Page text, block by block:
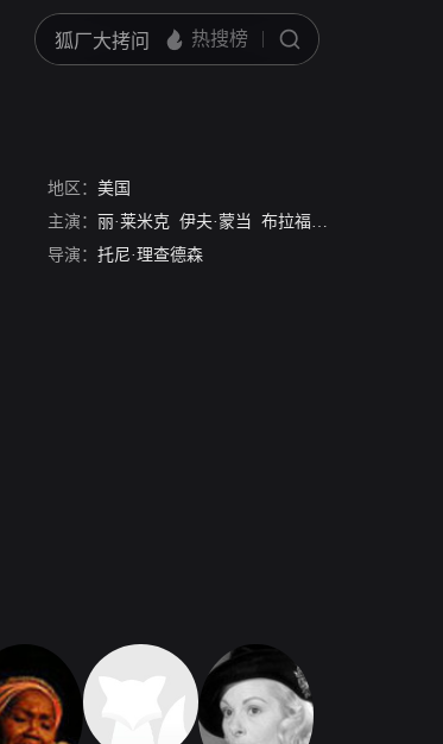
地区： 美国
主演： 丽·莱米克 伊夫·蒙当 布拉福德·迪尔曼
导演： 托尼·理查德森